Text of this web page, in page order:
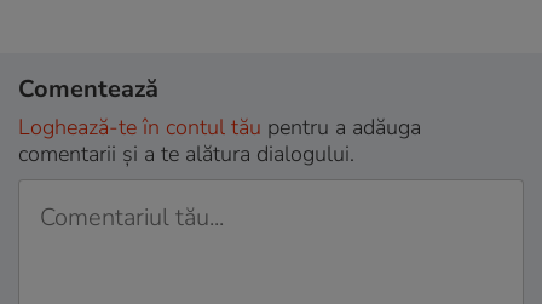
Comentează
Loghează-te în contul tău pentru a adăuga
comentarii și a te alătura dialogului.